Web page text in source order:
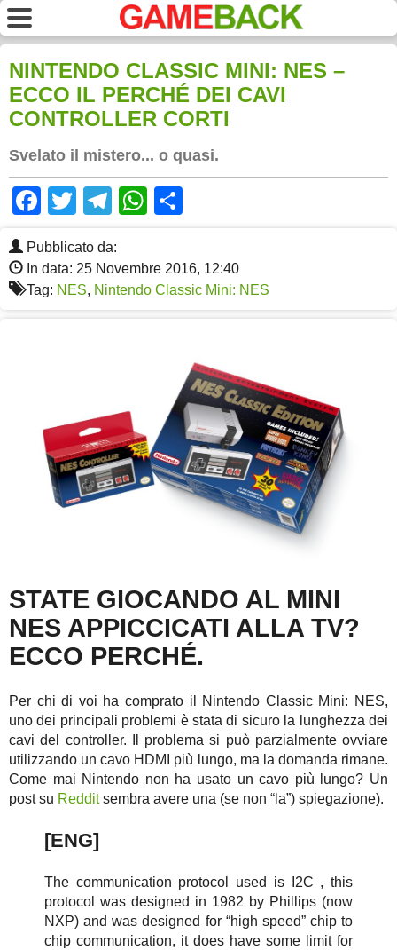
NINTENDO CLASSIC MINI: NES –
ECCO IL PERCHÉ DEI CAVI
CONTROLLER CORTI
Svelato il mistero... o quasi.
Facebook
TwitterTelegram
WhatsApp
Pubblicato da:
In data: 25 Novembre 2016, 12:40
Tag: NES, Nintendo Classic Mini: NES
STATE GIOCANDO AL MINI
NES APPICCICATI ALLA TV?
ECCO PERCHÉ.
Per chi di voi ha comprato il Nintendo Classic Mini: NES,
uno dei principali problemi è stata di sicuro la lunghezza dei
cavi del controller. Il problema si può parzialmente ovviare
utilizzando un cavo HDMI più lungo, ma la domanda rimane.
Come mai Nintendo non ha usato un cavo più lungo? Un
post su Redditsembra avere una (se non “la”) spiegazione).
[ENG]
The communication protocol used is I2C , this
protocol was designed in 1982 by Phillips (now
NXP) and was designed for “high speed” chip to
chip communication, it does have some limit for